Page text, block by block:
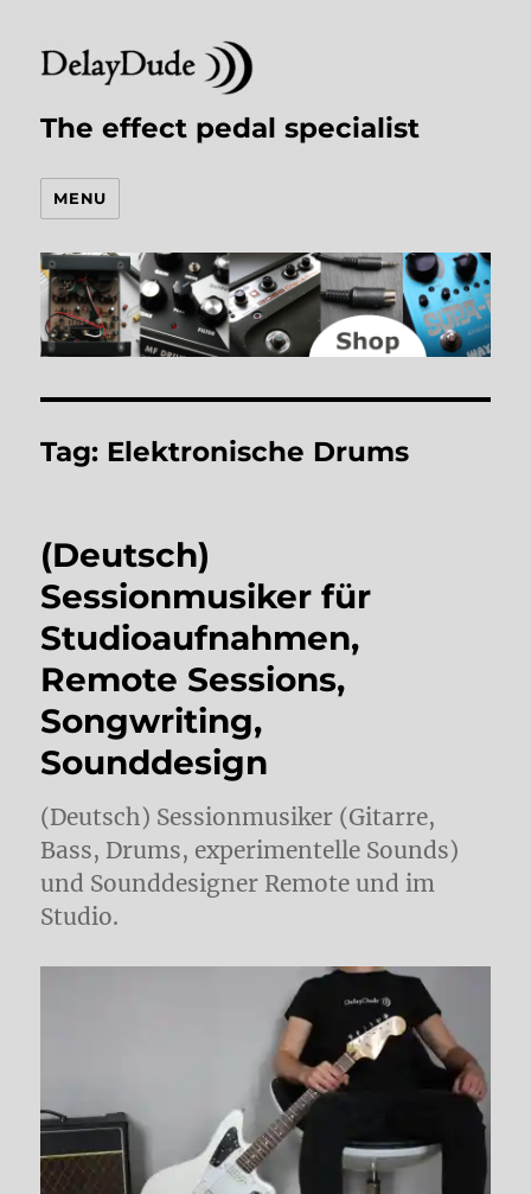
The effect pedal specialist
MENU
Tag: Elektronische Drums
(Deutsch)
Sessionmusiker für
Studioaufnahmen,
Remote Sessions,
Songwriting,
Sounddesign
(Deutsch) Sessionmusiker (Gitarre,
Bass, Drums, experimentelle Sounds)
und Sounddesigner Remote und im
Studio.